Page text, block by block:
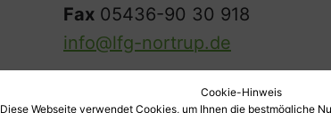
Fax 05436-90 30 918
info@lfg-nortrup.de
Cookie-Hinweis
Diese Webseite verwendet Cookies, um Ihnen die bestmögliche